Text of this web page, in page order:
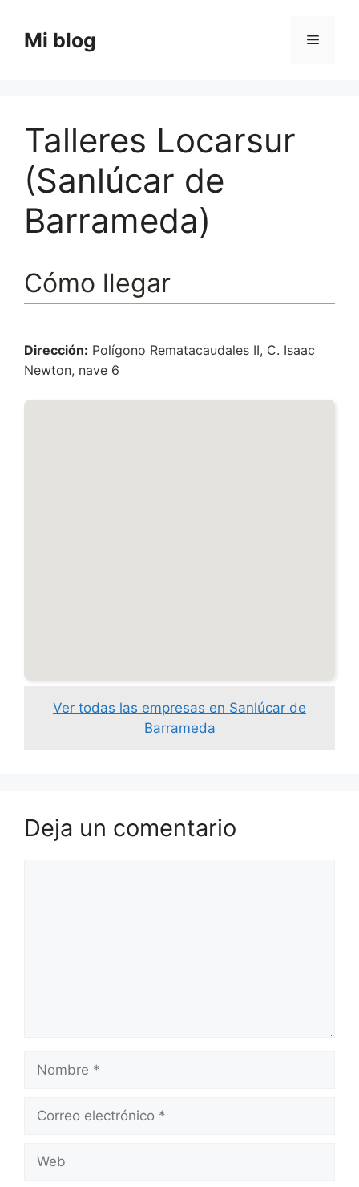
contenido
Mi blog Menú
Talleres Locarsur
(Sanlúcar de
Barrameda)
Cómo llegar
Dirección: Polígono Rematacaudales II, C. Isaac
Newton, nave 6
Ver todas las empresas en Sanlúcar de
Barrameda
Deja un comentario
Nombre
Correo
Web